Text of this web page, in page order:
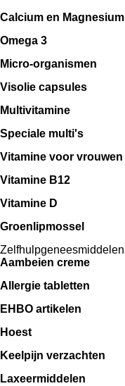
Calcium en Magnesium
Omega 3
Micro-organismen
Visolie capsules
Multivitamine
Speciale multi's
Vitamine voor vrouwen
Vitamine B12
Vitamine D
Groenlipmossel
Zelfhulpgeneesmiddelen
Aambeien creme
Allergie tabletten
EHBO artikelen
Hoest
Keelpijn verzachten
Laxeermiddelen